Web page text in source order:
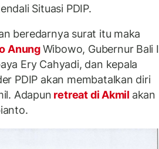
Situasi PDIP.
beredarnya surat itu maka
AnungWibowo, Gubernur Bali I
Ery Cahyadi, dan kepala
PDIP akan membatalkan diri
Adapun retreat di Akmil akan